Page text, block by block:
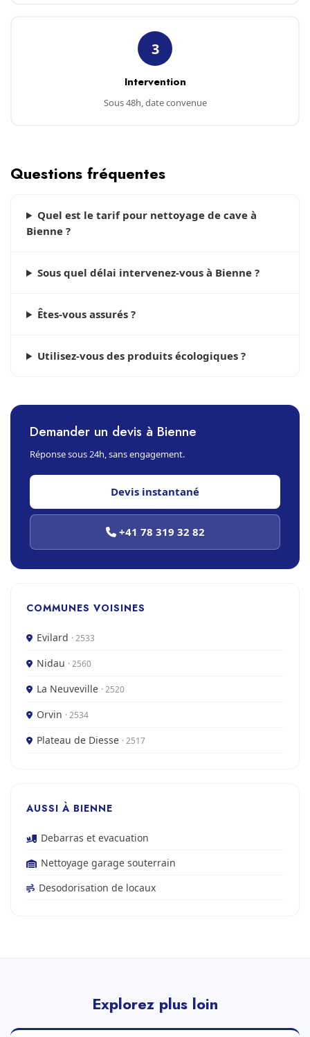
3
Intervention
Sous 48h, date convenue
Questions fréquentes
Quel est le tarif pour nettoyage de cave à
Bienne ?
Sous quel délai intervenez-vous à Bienne ?
Êtes-vous assurés ?
Utilisez-vous des produits écologiques ?
Demander un devis à Bienne
Réponse sous 24h, sans engagement.
Devis instantané
+41 78 319 32 82
COMMUNES VOISINES
Evilard · 2533
Nidau · 2560
La Neuveville · 2520
Orvin · 2534
Plateau de Diesse · 2517
AUSSI À BIENNE
Debarras et evacuation
Nettoyage garage souterrain
Desodorisation de locaux
Explorez plus loin